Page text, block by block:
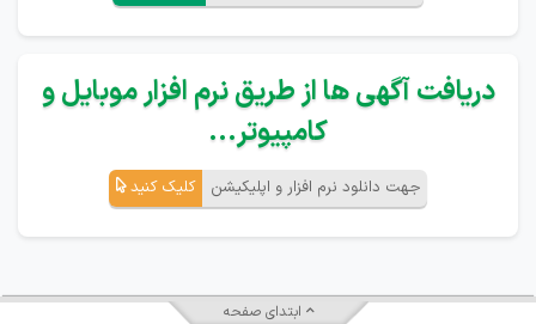
دریافت آگهی ها از طریق نرم افزار موبایل و
کامپیوتر...
جهت دانلود نرم افزار و اپلیکیشن کلیک کنید
ابتدای صفحه